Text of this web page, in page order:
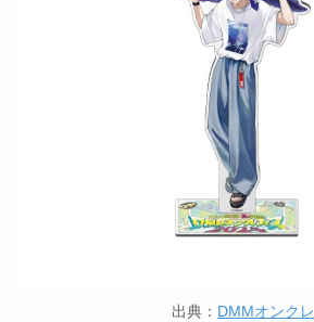
出典： DMMオンクレ